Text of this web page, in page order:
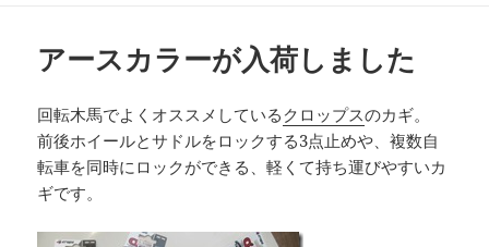
アースカラーが入荷しました
回転木馬でよくオススメしている クロップスのカギ。
前後ホイールとサドルをロックする3点止めや、複数自
転車を同時にロックができる、軽くて持ち運びやすいカ
ギです。